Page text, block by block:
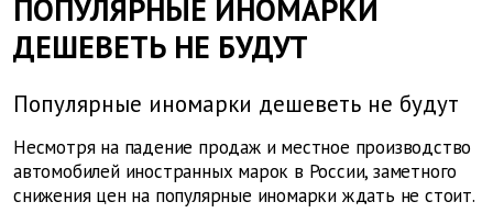
ПОПУЛЯРНЫЕ ИНОМАРКИ
ДЕШЕВЕТЬ НЕ БУДУТ
Популярные иномарки дешеветь не будут
Несмотря на падение продаж и местное производство
автомобилей иностранных марок в России, заметного
снижения цен на популярные иномарки ждать не стоит.